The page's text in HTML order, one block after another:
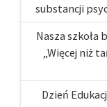
substancji
Nasza szkoła
„Więcej niż
Dzień